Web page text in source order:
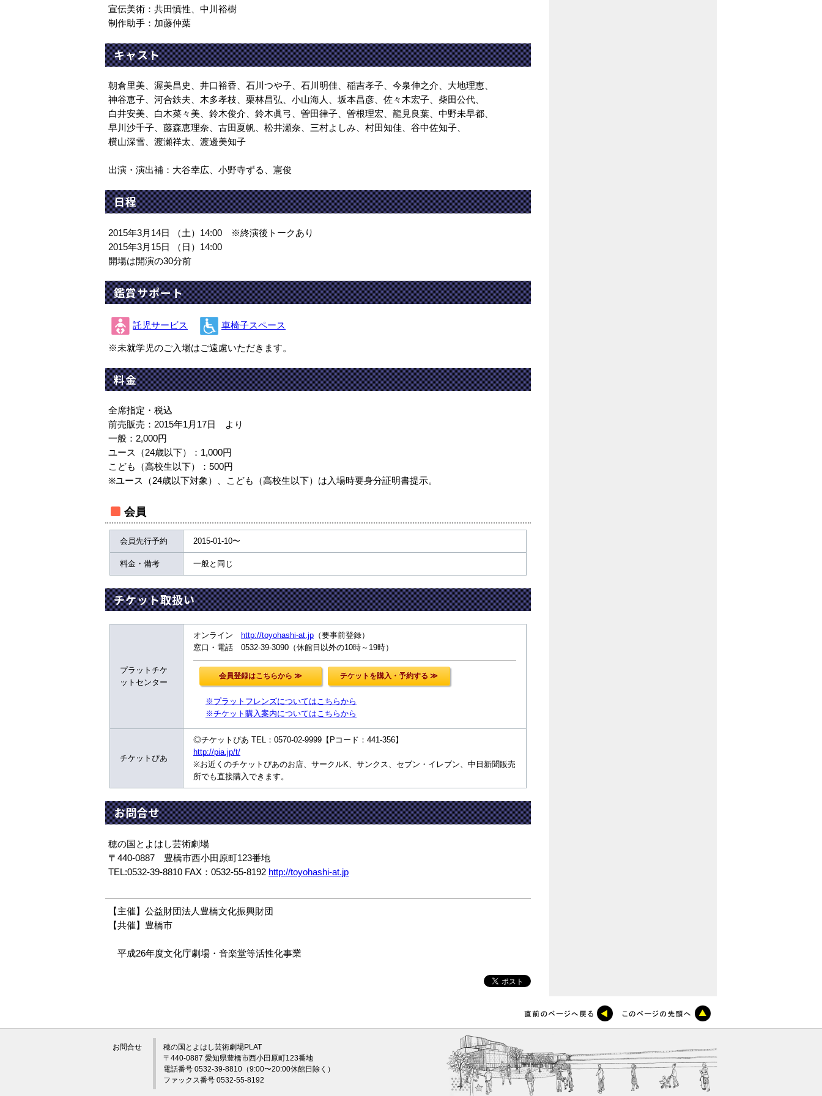
宣伝美術：共田慎性、中川裕樹
制作助手：加藤仲葉
キャスト
朝倉里美、渥美昌史、井口裕香、石川つや子、石川明佳、稲吉孝子、今泉伸之介、大地理恵、
神谷恵子、河合鉄夫、木多孝枝、栗林昌弘、小山海人、坂本昌彦、佐々木宏子、柴田公代、
白井安美、白木菜々美、鈴木俊介、鈴木眞弓、曽田律子、曽根理宏、龍見良葉、中野未早都、
早川沙千子、藤森恵理奈、古田夏帆、松井瀬奈、三村よしみ、村田知佳、谷中佐知子、
横山深雪、渡瀬祥太、渡邊美知子
出演・演出補：大谷幸広、小野寺ずる、憲俊
日程
2015年3月14日 （土）14:00 ※終演後トークあり
2015年3月15日 （日）14:00
開場は開演の30分前
鑑賞サポート
託児サービス 車椅子スペース
※未就学児のご入場はご遠慮いただきます。
料金
全席指定・税込
前売販売：2015年1月17日 より
一般：2,000円
ユース（24歳以下）：1,000円
こども（高校生以下）：500円
※ユース（24歳以下対象）、こども（高校生以下）は入場時要身分証明書提示。
会員
会員先行予約 2015-01-10〜
料金・備考 一般と同じ
チケット取扱い
プラットチケ
ットセンター
オンライン http://toyohashi-at.jp （要事前登録）
窓口・電話 0532-39-3090（休館日以外の10時～19時）
※プラットフレンズについてはこちらから
※チケット購入案内についてはこちらから
チケットぴあ
◎チケットぴあ TEL：0570-02-9999【Pコード：441-356】
http://pia.jp/t/
※お近くのチケットぴあのお店、サークルK、サンクス、セブン・イレブン、中日新聞販売
所でも直接購入できます。
お問合せ
穂の国とよはし芸術劇場
〒440-0887 豊橋市西小田原町123番地
TEL:0532-39-8810 FAX：0532-55-8192 http://toyohashi-at.jp
【主催】公益財団法人豊橋文化振興財団
【共催】豊橋市
平成26年度文化庁劇場・音楽堂等活性化事業
お問合せ
穂の国とよはし芸術劇場PLAT
〒440-0887 愛知県豊橋市西小田原町123番地
電話番号 0532-39-8810（9:00〜20:00休館日除く）
ファックス番号 0532-55-8192